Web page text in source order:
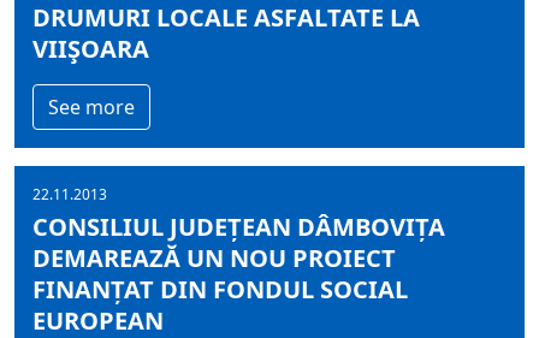
DRUMURI LOCALE ASFALTATE LA
VIIŞOARA
See more
22.11.2013
CONSILIUL JUDEȚEAN DÂMBOVIȚA
DEMAREAZĂ UN NOU PROIECT
FINANȚAT DIN FONDUL SOCIAL
EUROPEAN